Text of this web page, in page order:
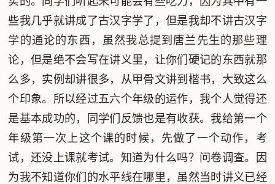
些我几乎就讲成了古汉字学了，但是我却不讲古汉字
学的通论的东西，虽然我总提到唐兰先生的那些理
论，但是绝不会写在讲义里，让你们硬记的东西就那
么多，实例却讲很多，从甲骨文讲到楷书，大致这么
个印象。所以经过五六个年级的运作，我个人觉得还
是基本成功的，同学们反馈也是有收获。我给第一个
年级第一次上这个课的时候，先做了一个动作，考
试，还没上课就考试。知道为什么吗？问卷调查。因
为我不知道你们的水平线在哪里，虽然当时讲义已经